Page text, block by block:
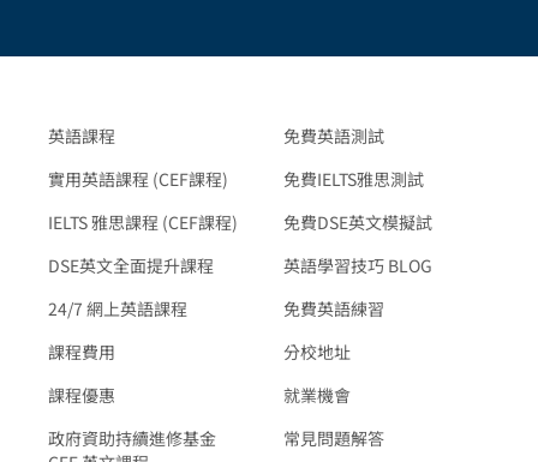
英語課程
實用英語課程 (CEF課程)
IELTS 雅思課程 (CEF課程)
DSE英文全面提升課程
24/7 網上英語課程
課程費用
課程優惠
政府資助持續進修基金
免費英語測試
免費IELTS雅思測試
免費DSE英文模擬試
英語學習技巧 BLOG
免費英語練習
分校地址
就業機會
常見問題解答